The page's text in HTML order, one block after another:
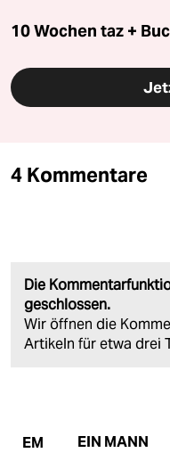
10 Wochen taz +
4 Kommentare
Die
geschlossen.
Wir öffnen die
Artikeln für etwa drei
EM EIN MANN